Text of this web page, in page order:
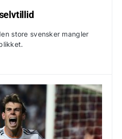
store svensker mangler